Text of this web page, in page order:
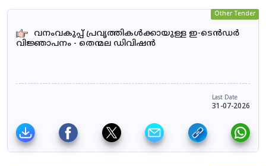
Other Tender
വനംവകുപ്പ് പ്രവൃത്തികൾക്കായുള്ള ഇ-ടെൻഡർ
വിജ്ഞാപനം - തെന്മല ഡിവിഷൻ
Last Date
31-07-2026